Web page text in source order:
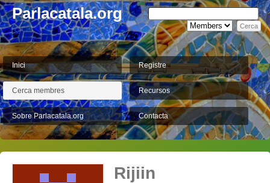
Parlacatala.org
Inici Registre
Cerca membres Recursos
Sobre Parlacatala.org Contacta
Rijiin